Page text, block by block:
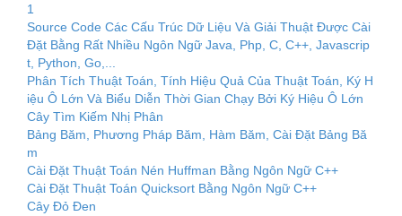
1
Source Code Các Cấu Trúc Dữ Liệu Và Giải Thuật Được Cài
Đặt Bằng Rất Nhiều Ngôn Ngữ Java, Php, C, C++, Javascrip
t, Python, Go,...
Phân Tích Thuật Toán, Tính Hiệu Quả Của Thuật Toán, Ký H
iệu Ô Lớn Và Biểu Diễn Thời Gian Chạy Bởi Ký Hiệu Ô Lớn
Cây Tìm Kiếm Nhị Phân
Bảng Băm, Phương Pháp Băm, Hàm Băm, Cài Đặt Bảng Bă
m
Cài Đặt Thuật Toán Nén Huffman Bằng Ngôn Ngữ C++
Cài Đặt Thuật Toán Quicksort Bằng Ngôn Ngữ C++
Cây Đỏ Đen